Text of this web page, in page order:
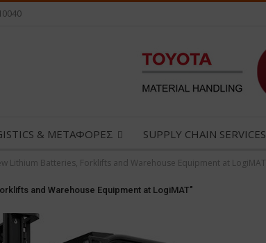
& ΜΕΤΑΦΟΡΕΣ SUPPLY CHAIN SERVICES
Lithium Batteries, Forklifts and Warehouse Equipment at LogiMAT
and Warehouse Equipment at LogiMAT"